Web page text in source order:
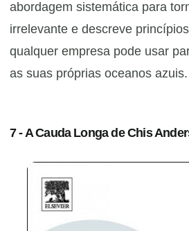
abordagem sistemática para
irrelevante e descreve
qualquer empresa pode usar
as suas próprias oceanos azuis.
7 - A Cauda Longa de Chis